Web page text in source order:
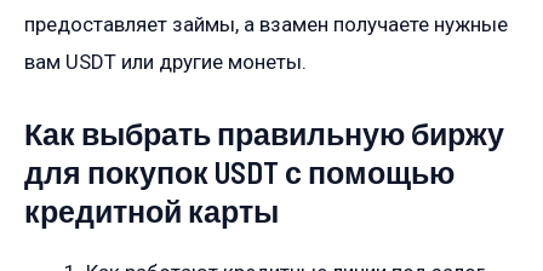
предоставляет займы, а взамен получаете нужные
вам USDT или другие монеты.
Как выбрать правильную биржу
для покупок USDT с помощью
кредитной карты